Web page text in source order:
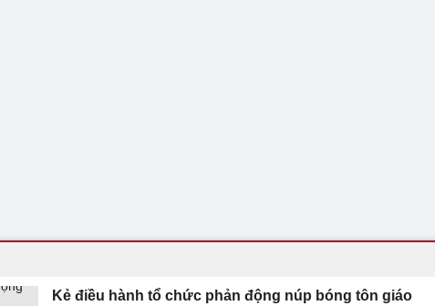
Kẻ điều hành tổ chức phản động núp bóng tôn giáo